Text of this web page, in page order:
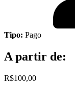
Tipo: Pago
A partir de:
R$100,00